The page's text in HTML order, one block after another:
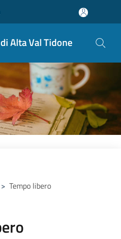
Alta Val Tidone
> Tempo libero